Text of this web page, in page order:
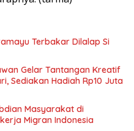
Terbakar Dilalap Si
Gelar Tantangan Kreatif
Sediakan Hadiah Rp10 Juta
Masyarakat di
Migran Indonesia